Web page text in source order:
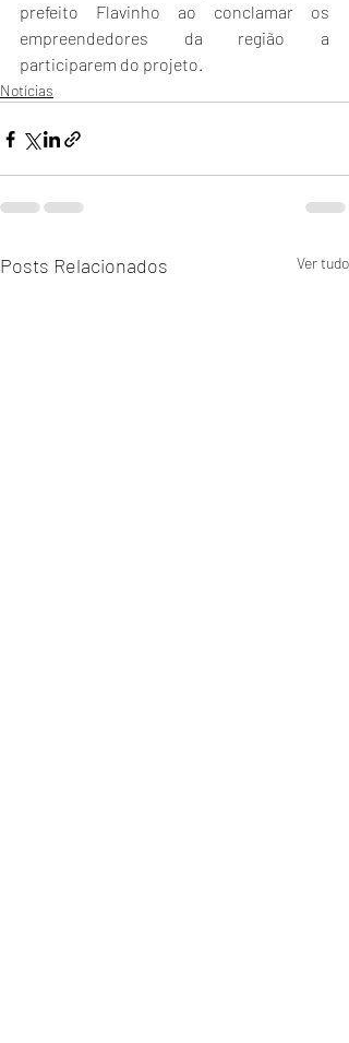
prefeito Flavinho ao conclamar os
empreendedores da região a
participarem do projeto.
Notícias
Posts Relacionados Ver tudo